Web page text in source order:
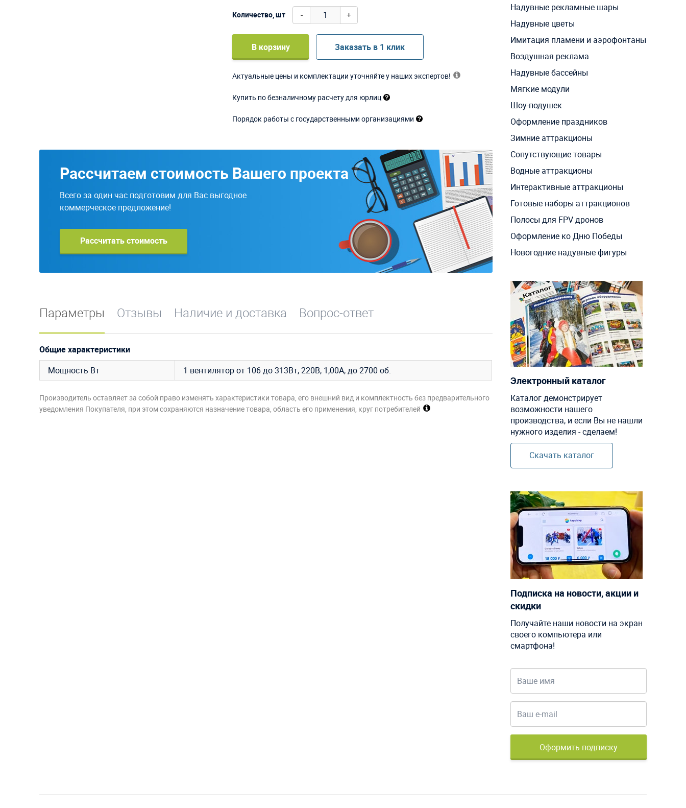
Количество, шт - +
В корзину Заказать в 1 клик
Актуальные цены и комплектации уточняйте у наших экспертов!
Купить по безналичному расчету для юрлиц
Порядок работы с государственными организациями
Рассчитаем стоимость Вашего проекта
Всего за один час подготовим для Вас выгодное
коммерческое предложение!
Рассчитать стоимость
Параметры Отзывы Наличие и доставка Вопрос-ответ
Общие характеристики
Мощность Вт
1 вентилятор от 106 до 313Вт, 220В, 1,00A, до 2700 об.
Производитель оставляет за собой право изменять характеристики товара, его внешний вид и комплектность без предварительного
уведомления Покупателя, при этом сохраняются назначение товара, область его применения, круг потребителей
Надувные рекламные шары
Надувные цветы
Имитация пламени и аэрофонтаны
Воздушная реклама
Надувные бассейны
Мягкие модули
Шоу-подушек
Оформление праздников
Зимние аттракционы
Сопутствующие товары
Водные аттракционы
Интерактивные аттракционы
Готовые наборы аттракционов
Полосы для FPV дронов
Оформление ко Дню Победы
Новогодние надувные фигуры
Электронный каталог
Каталог демонстрирует
возможности нашего
производства, и если Вы не нашли
нужного изделия - сделаем!
Скачать каталог
Подписка на новости, акции и
скидки
Получайте наши новости на экран
своего компьютера или
смартфона!
Оформить подписку